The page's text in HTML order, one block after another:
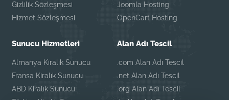
Gizlilik Sözleşmesi
Hizmet Sözleşmesi
Joomla Hosting
OpenCart Hosting
Sunucu Hizmetleri
Almanya Kiralık Sunucu
Fransa Kiralık Sunucu
ABD Kiralık Sunucu
Alan Adı Tescil
.com Alan Adı Tescil
.net Alan Adı Tescil
.org Alan Adı Tescil